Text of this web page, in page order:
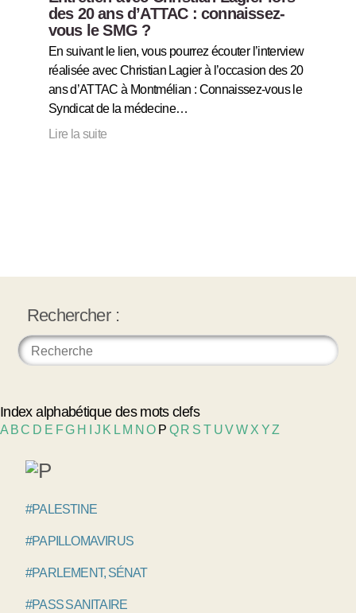
des 20 ans d’ATTAC : connaissez-
vous le SMG ?
En suivant le lien, vous pourrez écouter l’interview
réalisée avec Christian Lagier à l’occasion des 20
ans d’ATTAC à Montmélian : Connaissez-vous le
Syndicat de la médecine…
Lire la suite
Rechercher :
Index alphabétique des mots clefs
A BC D E FG H J K L M NO P Q R S T UVW X YZ
#PALESTINE
#PAPILLOMAVIRUS
#PARLEMENT, SÉNAT
#PASS SANITAIRE